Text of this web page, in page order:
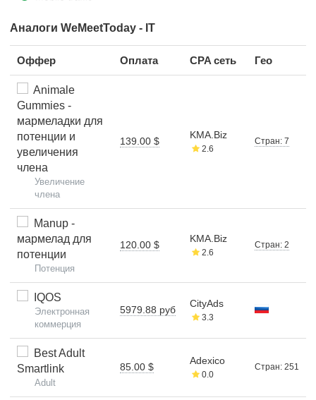
Аналоги WeMeetToday - IT
Оффер Оплата CPA сеть Гео
Animale
Gummies -
мармеладки для
потенции и
увеличения
члена
Увеличение
члена
139.00 $
KMA.Biz
2.6
Стран: 7
Manup -
мармелад для
потенции
Потенция
120.00 $
KMA.Biz
2.6
Стран: 2
IQOS
Электронная
коммерция
5979.88 руб
CityAds
3.3
Best Adult
Smartlink
Adult
85.00 $
Adexico
0.0
Стран: 251